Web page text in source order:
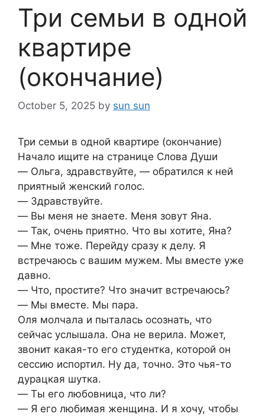
Три семьи в одной
квартире
(окончание)
October 5, 2025 by sun sun
Три семьи в одной квартире (окончание)
Начало ищите на странице Слова Души
― Ольга, здравствуйте, ― обратился к ней
приятный женский голос.
― Здравствуйте.
― Вы меня не знаете. Меня зовут Яна.
― Так, очень приятно. Что вы хотите, Яна?
― Мне тоже. Перейду сразу к делу. Я
встречаюсь с вашим мужем. Мы вместе уже
давно.
― Что, простите? Что значит встречаюсь?
― Мы вместе. Мы пара.
Оля молчала и пыталась осознать, что
сейчас услышала. Она не верила. Может,
звонит какая-то его студентка, которой он
сессию испортил. Ну да, точно. Это чья-то
дурацкая шутка.
― Ты его любовница, что ли?
― Я его любимая женщина. И я хочу, чтобы